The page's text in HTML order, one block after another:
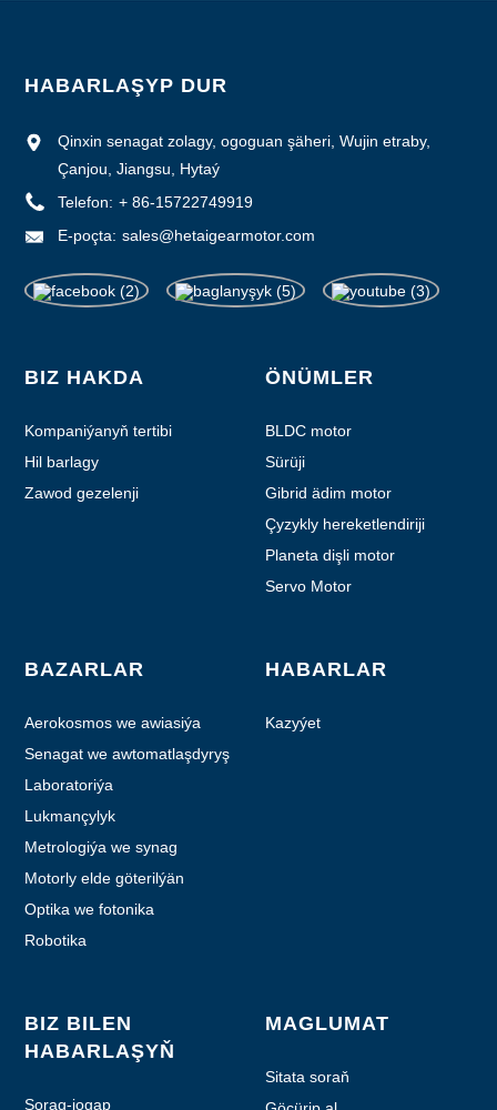
HABARLAŞYP DUR
Qinxin senagat zolagy, ogoguan şäheri, Wujin etraby,
Çanjou, Jiangsu, Hytaý
Telefon: + 86-15722749919
E-poçta: sales@hetaigearmotor.com
BIZ HAKDA
Kompaniýanyň tertibi
Hil barlagy
Zawod gezelenji
ÖNÜMLER
BLDC motor
Sürüji
Gibrid ädim motor
Çyzykly hereketlendiriji
Planeta dişli motor
Servo Motor
BAZARLAR
Aerokosmos we awiasiýa
Senagat we awtomatlaşdyryş
Laboratoriýa
awtomatizasiýasy
Lukmançylyk
Metrologiýa we synag
Motorly elde göterilýän
enjamlar
Optika we fotonika
Robotika
HABARLAR
Kazyýet
BIZ BILEN
HABARLAŞYŇ
Sorag-jogap
MAGLUMAT
Sitata soraň